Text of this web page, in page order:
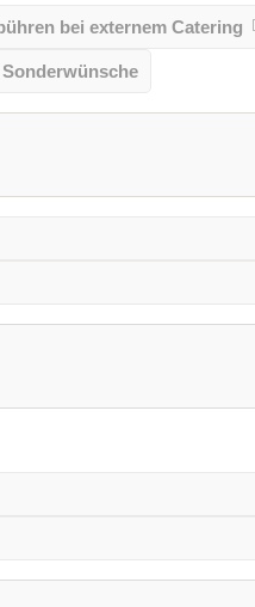
bei externem Catering